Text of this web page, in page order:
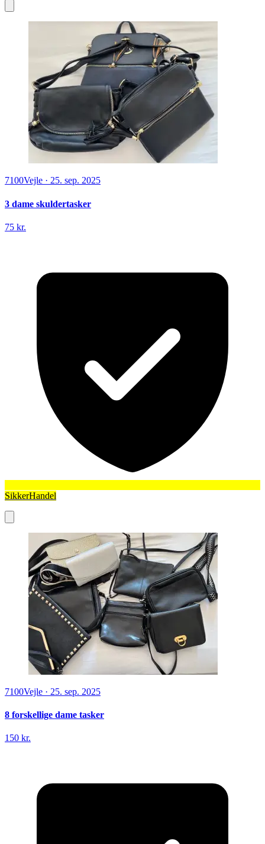
7100Vejle · 25. sep. 2025
3 dame skuldertasker
75 kr.
SikkerHandel
7100Vejle · 25. sep. 2025
8 forskellige dame tasker
150 kr.